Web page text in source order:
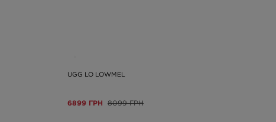
UGG LO LOWMEL
6899 ГРН 8099 ГРН